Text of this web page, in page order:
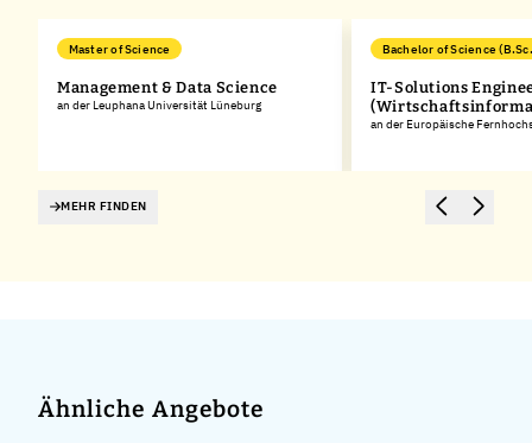
Master of Science
Management & Data Science
an der Leuphana Universität Lüneburg
Bachelor of Science
IT-Solutions
an der Europäische
MEHR FINDEN
Ähnliche Angebote